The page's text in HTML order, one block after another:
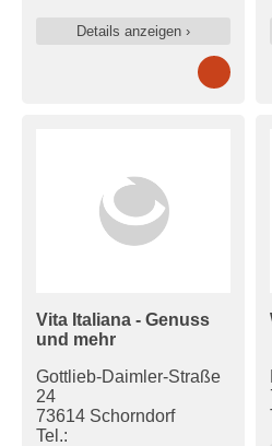
Details anzeigen ›
Vita Italiana - Genuss
und mehr
Gottlieb-Daimler-Straße
24
73614 Schorndorf
Tel.: